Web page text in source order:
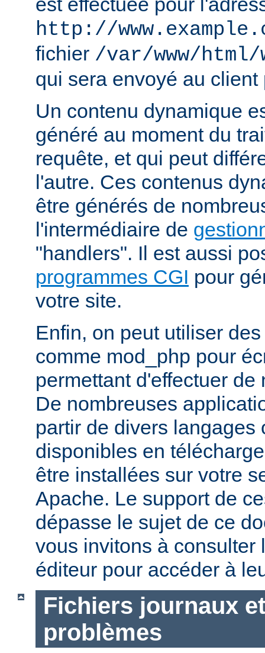
http://
fichier /var/www/
qui sera envoyé au client
Un contenu dynamique
généré au moment du
requête, et qui peut
l'autre. Ces contenus
être générés de
l'intermédiaire de
"handlers". Il est aussi
programmes CGI pour
votre site.
Enfin, on peut utiliser
comme mod_php pour
permettant d'effectuer
De nombreuses
partir de divers langages
disponibles en
être installées sur votre
Apache. Le support de
dépasse le sujet de ce
vous invitons à consulter
éditeur pour accéder à
Fichiers journaux
problèmes